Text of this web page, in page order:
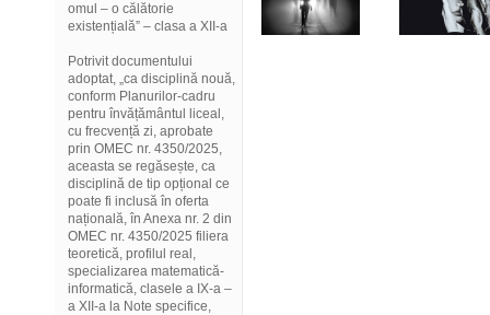
omul – o călătorie
existențială” – clasa a XII-a
Potrivit documentului
adoptat, „ca disciplină nouă,
conform Planurilor-cadru
pentru învățământul liceal,
cu frecvență zi, aprobate
prin OMEC nr. 4350/2025,
aceasta se regăsește, ca
disciplină de tip opțional ce
poate fi inclusă în oferta
națională, în Anexa nr. 2 din
OMEC nr. 4350/2025 filiera
teoretică, profilul real,
specializarea matematică-
informatică, clasele a IX-a –
a XII-a la Note specifice,